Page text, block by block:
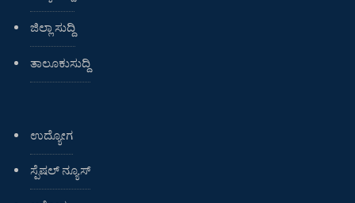
ಜಿಲ್ಲಾ ಸುದ್ದಿ
ತಾಲೂಕುಸುದ್ದಿ
ಉದ್ಯೋಗ
ಸ್ಪೆಷಲ್ ನ್ಯೂಸ್